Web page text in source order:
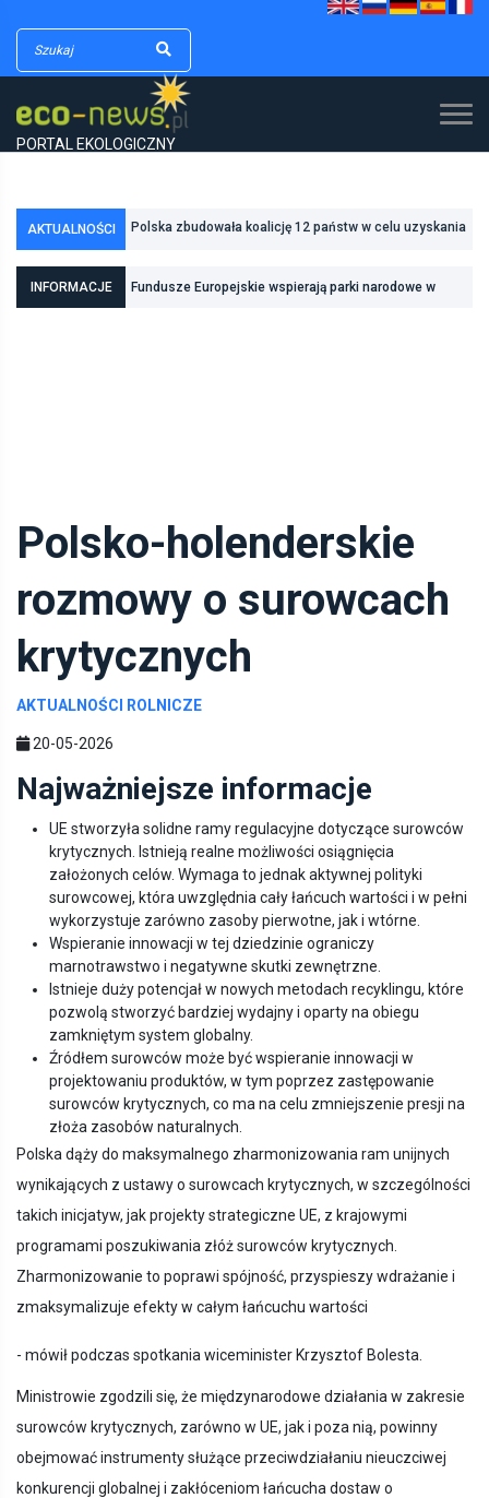
PORTAL EKOLOGICZNY
AKTUALNOŚCI
inwestycjom w zielono-niebieską infrastrukturę
energetyczną
INFORMACJE Fundusze Europejskie wspierają parki narodowe w
Polsko-holenderskie
rozmowy o surowcach
krytycznych
AKTUALNOŚCI ROLNICZE
20-05-2026
Najważniejsze informacje
UE stworzyła solidne ramy regulacyjne dotyczące surowców
krytycznych. Istnieją realne możliwości osiągnięcia
założonych celów. Wymaga to jednak aktywnej polityki
surowcowej, która uwzględnia cały łańcuch wartości i w pełni
wykorzystuje zarówno zasoby pierwotne, jak i wtórne.
Wspieranie innowacji w tej dziedzinie ograniczy
marnotrawstwo i negatywne skutki zewnętrzne.
Istnieje duży potencjał w nowych metodach recyklingu, które
pozwolą stworzyć bardziej wydajny i oparty na obiegu
zamkniętym system globalny.
Źródłem surowców może być wspieranie innowacji w
projektowaniu produktów, w tym poprzez zastępowanie
surowców krytycznych, co ma na celu zmniejszenie presji na
złoża zasobów naturalnych.
Polska dąży do maksymalnego zharmonizowania ram unijnych
wynikających z ustawy o surowcach krytycznych, w szczególności
takich inicjatyw, jak projekty strategiczne UE, z krajowymi
programami poszukiwania złóż surowców krytycznych.
Zharmonizowanie to poprawi spójność, przyspieszy wdrażanie i
zmaksymalizuje efekty w całym łańcuchu wartości
- mówił podczas spotkania wiceminister Krzysztof Bolesta.
Ministrowie zgodzili się, że międzynarodowe działania w zakresie
surowców krytycznych, zarówno w UE, jak i poza nią, powinny
obejmować instrumenty służące przeciwdziałaniu nieuczciwej
konkurencji globalnej i zakłóceniom łańcucha dostaw o